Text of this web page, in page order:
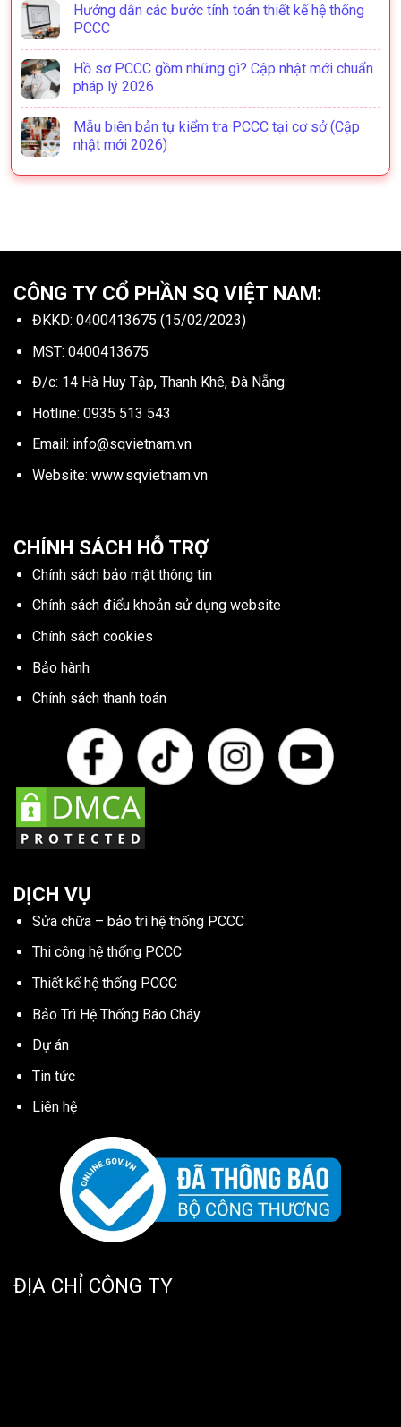
Hướng dẫn các bước tính toán thiết kế hệ thống
PCCC
Hồ sơ PCCC gồm những gì? Cập nhật mới chuẩn
pháp lý 2026
Mẫu biên bản tự kiểm tra PCCC tại cơ sở (Cập
nhật mới 2026)
CÔNG TY CỔ PHẦN SQ VIỆT NAM:
ĐKKD: 0400413675 (15/02/2023)
MST: 0400413675
Đ/c: 14 Hà Huy Tập, Thanh Khê, Đà Nẵng
Hotline: 0935 513 543
Email: info@sqvietnam.vn
Website: www.sqvietnam.vn
CHÍNH SÁCH HỖ TRỢ
Chính sách bảo mật thông tin
Chính sách điểu khoản sử dụng website
Chính sách cookies
Bảo hành
Chính sách thanh toán
DỊCH VỤ
Sửa chữa – bảo trì hệ thống PCCC
Thi công hệ thống PCCC
Thiết kế hệ thống PCCC
Bảo Trì Hệ Thống Báo Cháy
Dự án
Tin tức
Liên hệ
ĐỊA CHỈ CÔNG TY